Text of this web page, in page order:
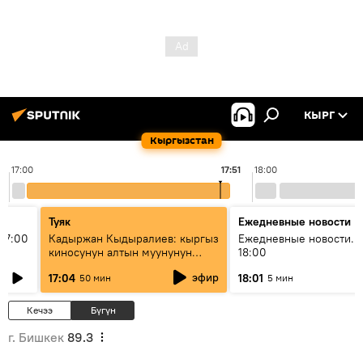
Кыргызстан
КЫРГ
17:00 18:00
17:51
Туяк
Кадыржан Кыдыралиев: кыргыз
киносунун алтын муунунун
17:04 50 мин эфир
Ежедневные новости
Ежедневные новости.
18:00
18:01 5 мин
Кечээ Бүгүн
г. Бишкек 89.3